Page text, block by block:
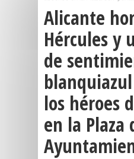
Alicante
Hércules y
de
los héroes
en la Plaza